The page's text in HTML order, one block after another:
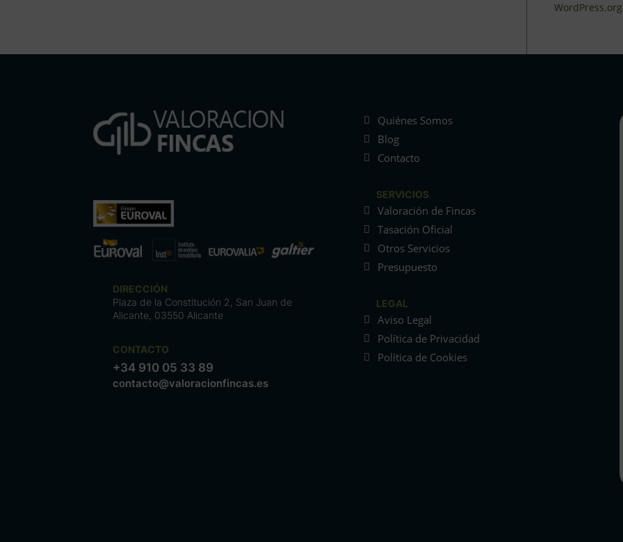
WordPress.org
DIRECCIÓN
Plaza de la Constitución 2, San Juan de
Alicante, 03550 Alicante
CONTACTO
+34 910 05 33 89
contacto@valoracionfincas.es
Quiénes Somos
Blog
Contacto
SERVICIOS
Valoración de Fincas
Tasación Oficial
Otros Servicios
Presupuesto
LEGAL
Aviso Legal
Política de Privacidad
Política de Cookies